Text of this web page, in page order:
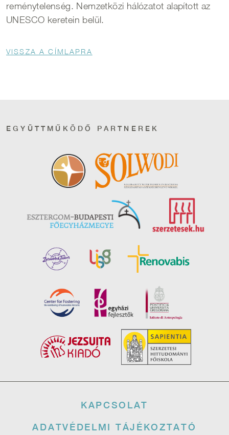
reménytelenség. Nemzetközi hálózatot alapított az
UNESCO keretein belül.
Morzsa
VISSZA A CÍMLAPRA
EGYÜTTMŰKÖDŐ PARTNEREK
KAPCSOLAT
ADATVÉDELMI TÁJÉKOZTATÓ